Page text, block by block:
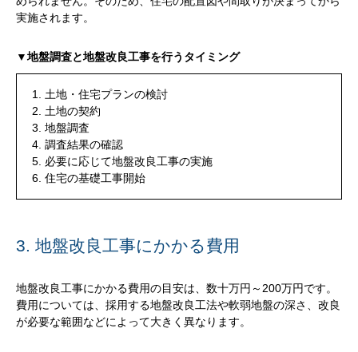
実施されます。
▼地盤調査と地盤改良工事を行うタイミング
土地・住宅プランの検討
土地の契約
地盤調査
調査結果の確認
必要に応じて地盤改良工事の実施
住宅の基礎工事開始
3. 地盤改良工事にかかる費用
地盤改良工事にかかる費用の目安は、数十万円～200万円です。
費用については、採用する地盤改良工法や軟弱地盤の深さ、改良
が必要な範囲などによって大きく異なります。